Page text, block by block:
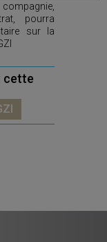
pourra
sur la
cette